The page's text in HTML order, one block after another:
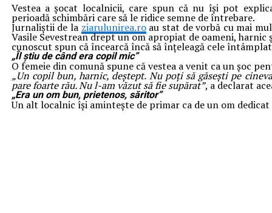
Vestea a șocat localnicii, care spun că nu își pot
perioadă schimbări care să le ridice semne de întrebare.
Jurnaliștii de la ziarulunirea.roau stat de vorbă cu mai
Vasile Sevestrean drept un om apropiat de oameni,
cunoscut spun că încearcă încă să înțeleagă cele
„Îl știu de când era copil mic”
O femeie din comună spune că vestea a venit ca un șoc
„Un copil bun, harnic, deștept. Nu poți să găsești pe
pare foarte rău. Nu l-am văzut să fie supărat”, a declarat
„Era un om bun, prietenos, săritor”
Un alt localnic își amintește de primar ca de un om